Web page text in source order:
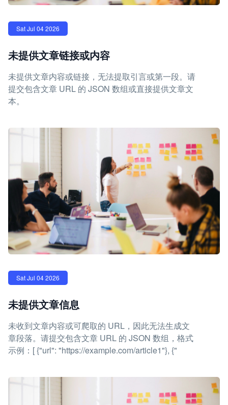
Sat Jul 04 2026
未提供文章链接或内容
未提供文章内容或链接，无法提取引言或第一段。请
提交包含文章 URL 的 JSON 数组或直接提供文章文
本。
Sat Jul 04 2026
未提供文章信息
未收到文章内容或可爬取的 URL，因此无法生成文
章段落。请提交包含文章 URL 的 JSON 数组，格式
示例：[ {"url": "https://example.com/article1"}, {"